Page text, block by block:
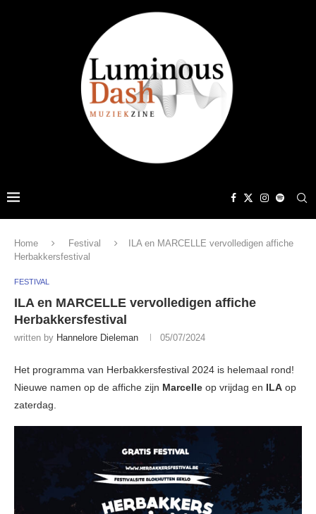
Home Festival
ILA en MARCELLE vervolledigen affiche
Herbakkersfestival
FESTIVAL
ILA en MARCELLE vervolledigen affiche
Herbakkersfestival
written by Hannelore Dieleman 05/07/2024
Het programma van Herbakkersfestival 2024 is helemaal rond!
Nieuwe namen op de affiche zijn Marcelle op vrijdag en ILA op
zaterdag.